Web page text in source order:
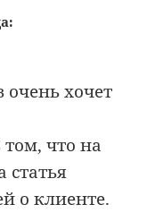
хочет
что на
статья
о клиенте.